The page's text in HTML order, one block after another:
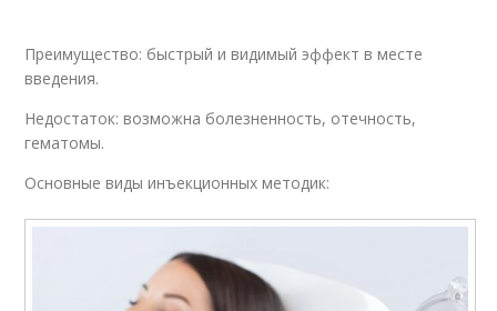
Преимущество: быстрый и видимый эффект в месте
введения.
Недостаток: возможна болезненность, отечность,
гематомы.
Основные виды инъекционных методик: